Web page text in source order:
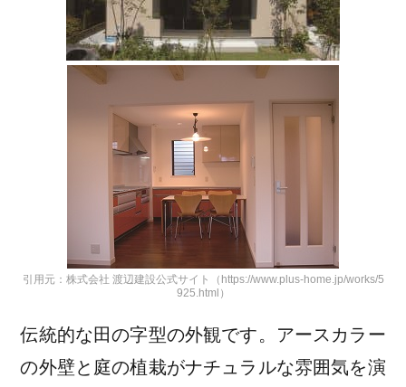
引用元：株式会社 渡辺建設公式サイト（https://www.plus-home.jp/works/5
925.html）
伝統的な田の字型の外観です。アースカラー
の外壁と庭の植栽がナチュラルな雰囲気を演